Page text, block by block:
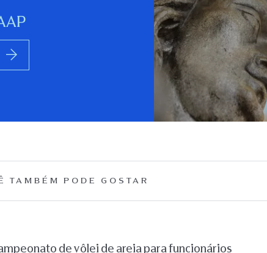
TAMBÉM PODE GOSTAR
de vôlei de areia para funcionários